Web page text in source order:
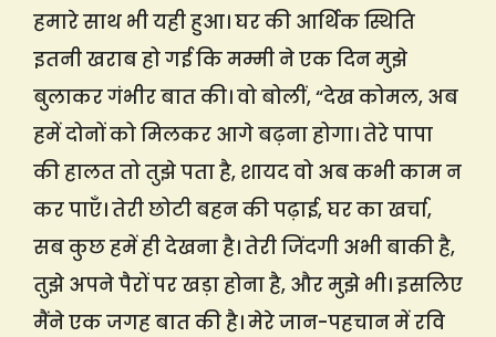
हमारे साथ भी यही हुआ। घर की आर्थिक स्थिति
इतनी खराब हो गई कि मम्मी ने एक दिन मुझे
बुलाकर गंभीर बात की। वो बोलीं, “देख कोमल, अब
हमें दोनों को मिलकर आगे बढ़ना होगा। तेरे पापा
की हालत तो तुझे पता है, शायद वो अब कभी काम न
कर पाएँ। तेरी छोटी बहन की पढ़ाई, घर का खर्चा,
सब कुछ हमें ही देखना है। तेरी जिंदगी अभी बाकी है,
तुझे अपने पैरों पर खड़ा होना है, और मुझे भी। इसलिए
मैंने एक जगह बात की है। मेरे जान-पहचान में रवि